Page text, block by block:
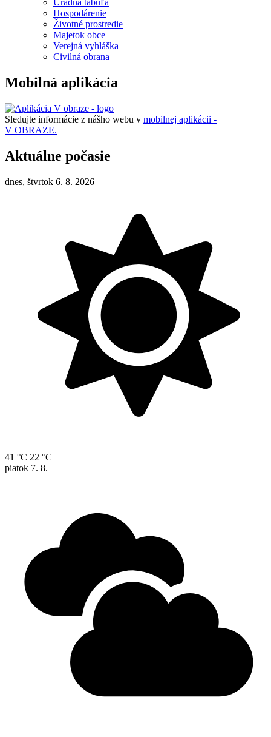
Úradná tabuľa
Hospodárenie
Životné prostredie
Majetok obce
Verejná vyhláška
Civilná obrana
Mobilná aplikácia
Sledujte informácie z nášho webu v mobilnej aplikácii -
V OBRAZE.
Aktuálne počasie
dnes, štvrtok 6. 8. 2026
41 °C 22 °C
piatok 7. 8.